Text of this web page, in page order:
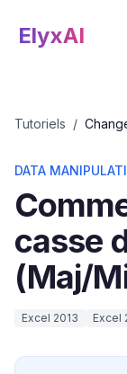
ElyxAI
Tutoriels /
DATA
casse
(Maj/
Excel 2013 Excel